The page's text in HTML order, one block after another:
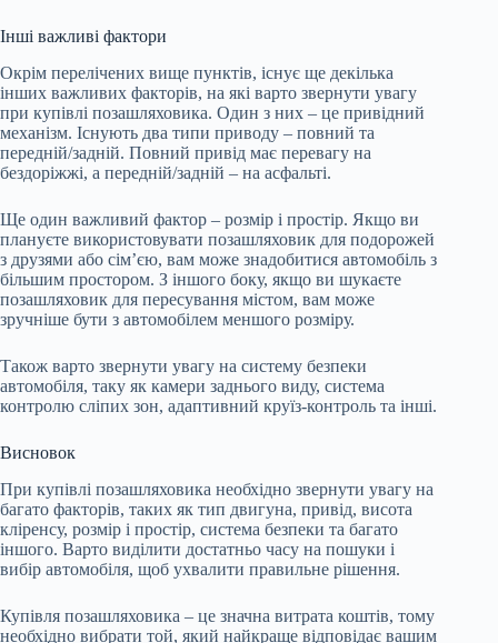
Інші важливі фактори
Окрім перелічених вище пунктів, існує ще декілька
інших важливих факторів, на які варто звернути увагу
при купівлі позашляховика. Один з них – це привідний
механізм. Існують два типи приводу – повний та
передній/задній. Повний привід має перевагу на
бездоріжжі, а передній/задній – на асфальті.
Ще один важливий фактор – розмір і простір. Якщо ви
плануєте використовувати позашляховик для подорожей
з друзями або сім’єю, вам може знадобитися автомобіль з
більшим простором. З іншого боку, якщо ви шукаєте
позашляховик для пересування містом, вам може
зручніше бути з автомобілем меншого розміру.
Також варто звернути увагу на систему безпеки
автомобіля, таку як камери заднього виду, система
контролю сліпих зон, адаптивний круїз-контроль та інші.
Висновок
При купівлі позашляховика необхідно звернути увагу на
багато факторів, таких як тип двигуна, привід, висота
кліренсу, розмір і простір, система безпеки та багато
іншого. Варто виділити достатньо часу на пошуки і
вибір автомобіля, щоб ухвалити правильне рішення.
Купівля позашляховика – це значна витрата коштів, тому
необхідно вибрати той, який найкраще відповідає вашим